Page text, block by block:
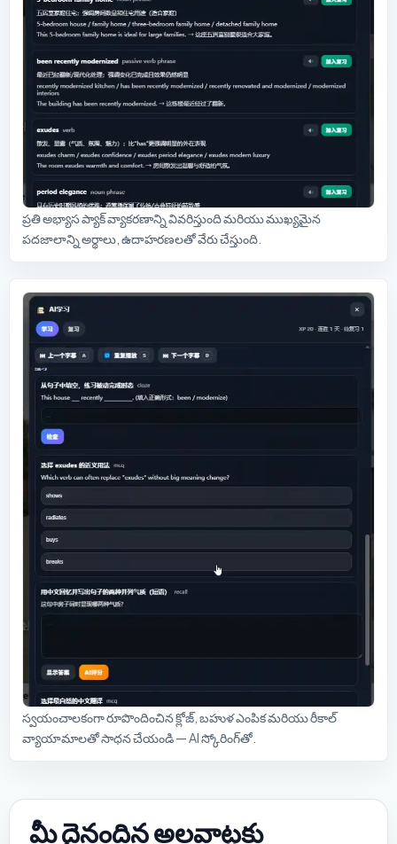
ప్రతి అభ్యాస ప్యాక్ వ్యాకరణాన్ని వివరిస్తుంది మరియు ముఖ్యమైన
పదజాలాన్ని అర్థాలు, ఉదాహరణలతో వేరు చేస్తుంది.
స్వయంచాలకంగా రూపొందించిన క్లోజ్, బహుళ ఎంపిక మరియు రీకాల్
వ్యాయామాలతో సాధన చేయండి — AI స్కోరింగ్‌తో.
మీ దైనందిన అలవాట్లకు